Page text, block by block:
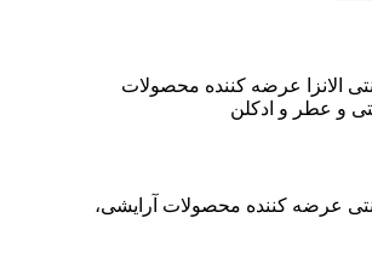
الانزا عرضه کننده محصولات
و عطر و ادکلن
عرضه کننده محصولات آرایشی،